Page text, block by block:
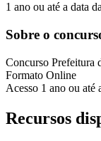
1 ano ou até a data
Sobre o
Concurso Prefeitura
Formato Online
Acesso 1 ano ou até
Recursos